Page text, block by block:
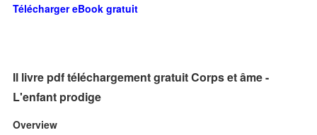
Télécharger eBook gratuit
Il livre pdf téléchargement gratuit Corps et âme -
L'enfant prodige
Overview